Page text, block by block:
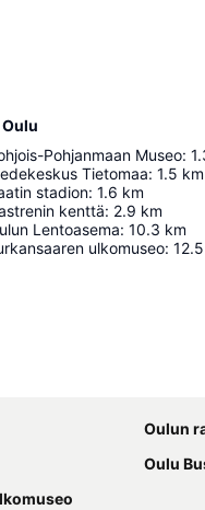
Pohjanmaan Museo:
Tietomaa: 1.5 km
stadion: 1.6 km
kenttä: 2.9 km
Lentoasema: 10.3 km
ulkomuseo: 12.5
Oulun
Oulu